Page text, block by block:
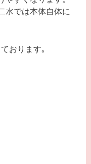
水では本体自体に
おります｡